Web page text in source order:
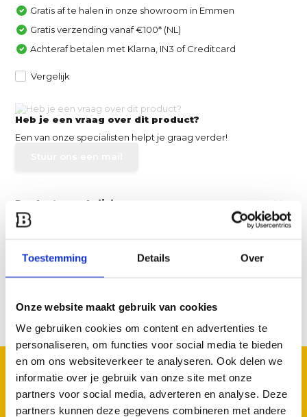
Toestemming Details Over
Onze website maakt gebruik van cookies
We gebruiken cookies om content en advertenties te
personaliseren, om functies voor social media te bieden
en om ons websiteverkeer te analyseren. Ook delen we
informatie over je gebruik van onze site met onze
partners voor social media, adverteren en analyse. Deze
partners kunnen deze gegevens combineren met andere
Gratis af te halen in onze showroom in Emmen
Gratis verzending vanaf €100* (NL)
Achteraf betalen met Klarna, IN3 of Creditcard
Vergelijk
Heb je een vraag over dit product?
Een van onze specialisten helpt je graag verder!
Productomschrijving
Reviews
GOED TE COMBINEREN
Met deze accessoires